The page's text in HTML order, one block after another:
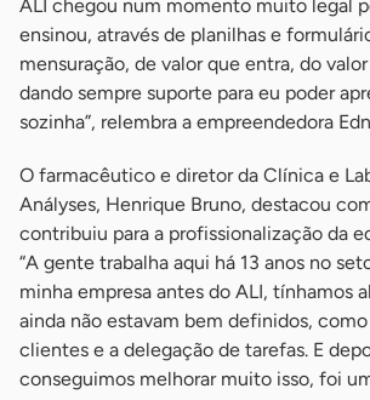
ALI chegou num momento muito legal
ensinou, através de planilhas e
mensuração, de valor que entra, do
dando sempre suporte para eu poder
sozinha”, relembra a empreendedora
O farmacêutico e diretor da Clínica e
Anályses, Henrique Bruno, destacou
contribuiu para a profissionalização da
“A gente trabalha aqui há 13 anos no
minha empresa antes do ALI, tínhamos
ainda não estavam bem definidos,
clientes e a delegação de tarefas. E
conseguimos melhorar muito isso, foi